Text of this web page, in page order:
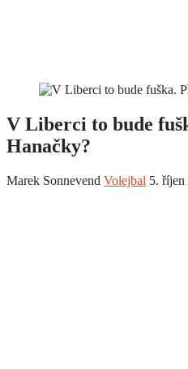
V Liberci to bude
Hanačky?
Marek Sonnevend Volejbal 5. říjen